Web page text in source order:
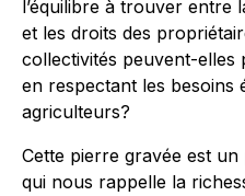
l’équilibre à trouver entre
et les droits des
collectivités peuvent-
en respectant les besoins
agriculteurs?
Cette pierre gravée est un
qui nous rappelle la